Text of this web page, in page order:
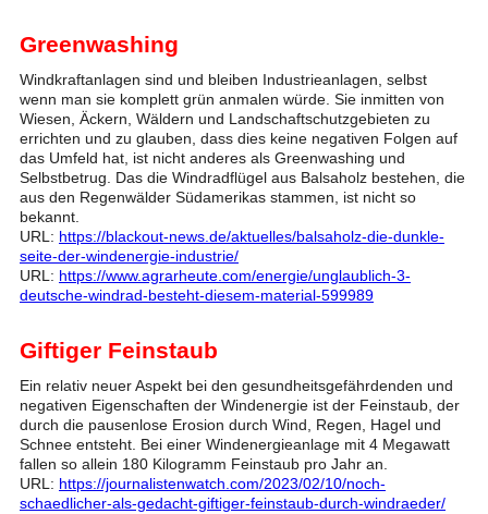
Greenwashing
Windkraftanlagen sind und bleiben Industrieanlagen, selbst
wenn man sie komplett grün anmalen würde. Sie inmitten von
Wiesen, Äckern, Wäldern und Landschaftschutzgebieten zu
errichten und zu glauben, dass dies keine negativen Folgen auf
das Umfeld hat, ist nicht anderes als Greenwashing und
Selbstbetrug. Das die Windradflügel aus Balsaholz bestehen, die
aus den Regenwälder Südamerikas stammen, ist nicht so
bekannt.
URL: https://blackout-news.de/aktuelles/balsaholz-die-dunkle-
seite-der-windenergie-industrie/
URL: https://www.agrarheute.com/energie/unglaublich-3-
deutsche-windrad-besteht-diesem-material-599989
Giftiger Feinstaub
Ein relativ neuer Aspekt bei den gesundheitsgefährdenden und
negativen Eigenschaften der Windenergie ist der Feinstaub, der
durch die pausenlose Erosion durch Wind, Regen, Hagel und
Schnee entsteht. Bei einer Windenergieanlage mit 4 Megawatt
fallen so allein 180 Kilogramm Feinstaub pro Jahr an.
URL: https://journalistenwatch.com/2023/02/10/noch-
schaedlicher-als-gedacht-giftiger-feinstaub-durch-windraeder/